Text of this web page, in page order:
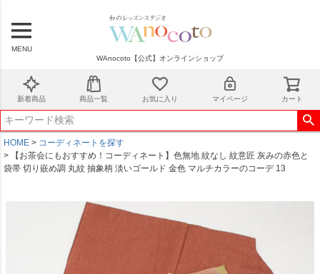
MENU
WAnocoto【公式】オンラインショップ
新着商品 商品一覧 お気に入り マイページ カート
HOME
コーディネートを探す
【お茶会にもおすすめ！コーディネート】色無地 紋なし 紋意匠 灰みの赤色と
袋帯 切り嵌め調 丸紋 抽象柄 淡いゴールド 金色 マルチカラーのコーデ 13